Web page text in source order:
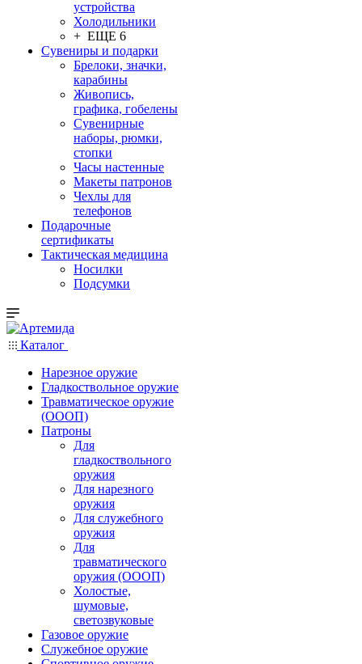
устройства
Холодильники
+ ЕЩЕ 6
Сувениры и подарки
Брелоки, значки,
карабины
Живопись,
графика, гобелены
Сувенирные
наборы, рюмки,
стопки
Часы настенные
Макеты патронов
Чехлы для
телефонов
Подарочные
сертификаты
Тактическая медицина
Носилки
Подсумки
Каталог
Нарезное оружие
Гладкоствольное оружие
Травматическое оружие
(ОООП)
Патроны
Для
гладкоствольного
оружия
Для нарезного
оружия
Для служебного
оружия
Для
травматического
оружия (ОООП)
Холостые,
шумовые,
светозвуковые
Газовое оружие
Служебное оружие